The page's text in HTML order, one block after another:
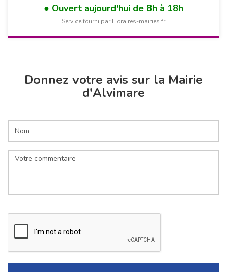
Ouvert aujourd'hui de 8h à 18h
Service fourni par Horaires-mairies.fr
Donnez votre avis sur la Mairie
d'Alvimare